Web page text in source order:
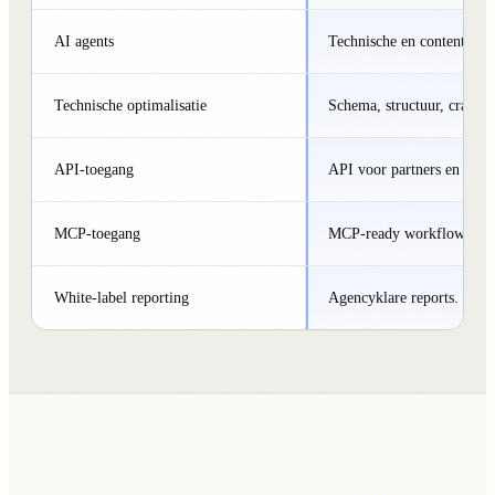
AI agents Technische en content
Technische optimalisatie Schema, structuur,
API-toegang API voor partners en
MCP-toegang MCP-ready workflows.
White-label reporting Agencyklare reports.